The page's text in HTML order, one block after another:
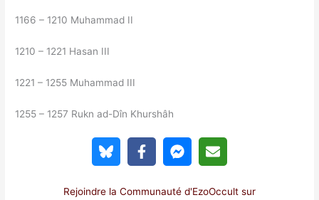
1166 – 1210 Muhammad II
1210 – 1221 Hasan III
1221 – 1255 Muhammad III
1255 – 1257 Rukn ad-Dîn Khurshâh
Rejoindre la Communauté d'EzoOccult sur